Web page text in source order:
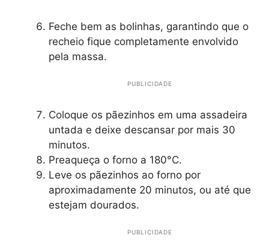
Feche bem as bolinhas, garantindo que o
recheio fique completamente envolvido
pela massa.
PUBLICIDADE
Coloque os pãezinhos em uma assadeira
untada e deixe descansar por mais 30
minutos.
Preaqueça o forno a 180°C.
Leve os pãezinhos ao forno por
aproximadamente 20 minutos, ou até que
estejam dourados.
PUBLICIDADE